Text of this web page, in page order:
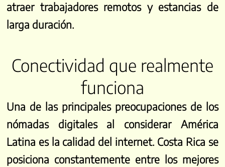
atraer trabajadores remotos y estancias de
larga duración.
Conectividad que realmente
funciona
Una de las principales preocupaciones de los
nómadas digitales al considerar América
Latina es la calidad del internet. Costa Rica se
posiciona constantemente entre los mejores